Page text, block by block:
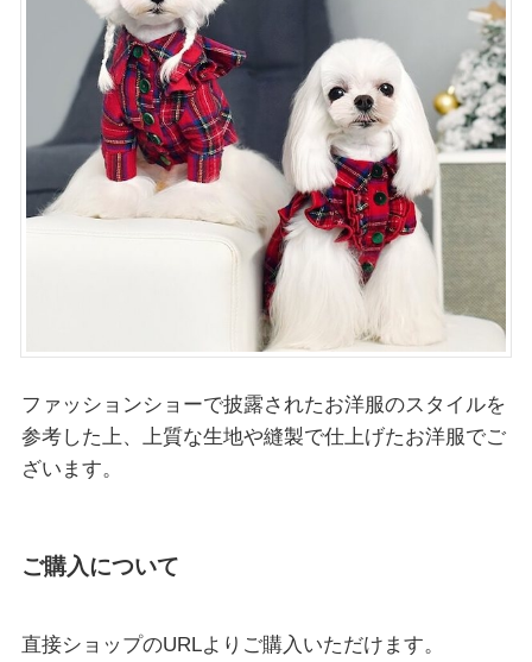
ファッションショーで披露されたお洋服のスタイルを
参考した上、上質な生地や縫製で仕上げたお洋服でご
ざいます。
ご購入について
直接ショップのURLよりご購入いただけます。